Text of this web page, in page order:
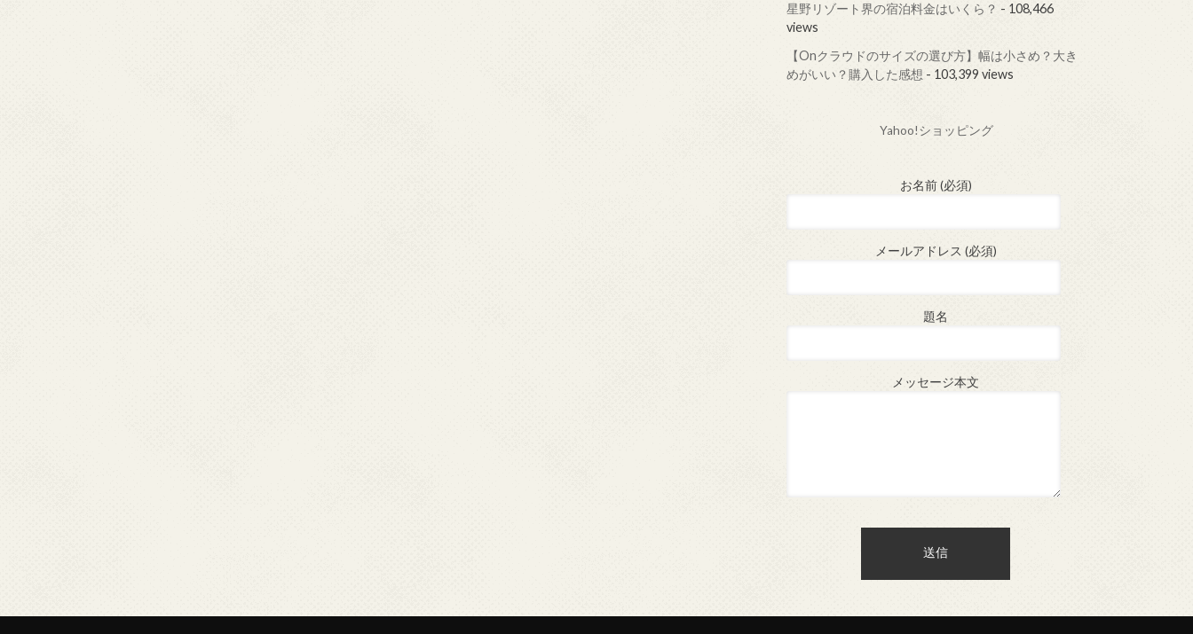
星野リゾート界の宿泊料金はいくら？ - 108,466
views
【Onクラウドのサイズの選び方】幅は小さめ？大き
めがいい？購入した感想 - 103,399 views
Yahoo!ショッピング
お名前 (必須)
メールアドレス (必須)
題名
メッセージ本文